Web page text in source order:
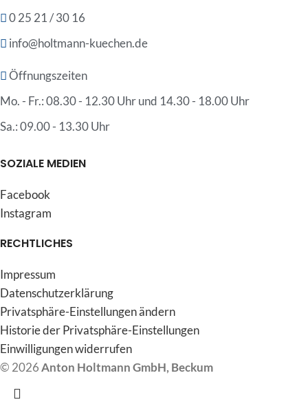
0 25 21 / 30 16
info@holtmann-kuechen.de
Öffnungszeiten
Mo. - Fr.: 08.30 - 12.30 Uhr und 14.30 - 18.00 Uhr
Sa.: 09.00 - 13.30 Uhr
SOZIALE MEDIEN
Facebook
Instagram
RECHTLICHES
Impressum
Datenschutzerklärung
Privatsphäre-Einstellungen ändern
Historie der Privatsphäre-Einstellungen
Einwilligungen widerrufen
© 2026Anton Holtmann GmbH, Beckum